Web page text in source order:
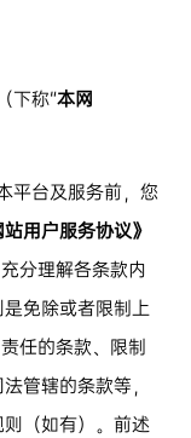
下称“本网
平台及服务前，您
用户服务协议》
分理解各条款内
免除或者限制上
任的条款、限制
管辖的条款等，
（如有）。前述